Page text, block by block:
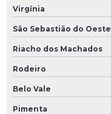
Virgínia
São Sebastião do Oeste
Riacho dos Machados
Rodeiro
Belo Vale
Pimenta